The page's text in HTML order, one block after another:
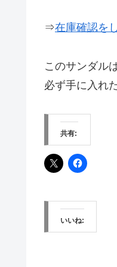
⇒在庫確認を
このサンダル
必ず手に入れ
共有:
いいね: